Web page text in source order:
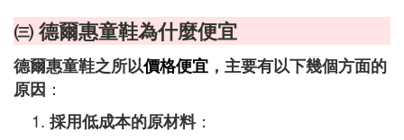
㈢ 德爾惠童鞋為什麼便宜
德爾惠童鞋之所以價格便宜 ，主要有以下幾個方面的
原因 ：
採用低成本的原材料：